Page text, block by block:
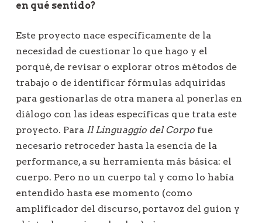
en qué sentido?
Este proyecto nace específicamente de la
necesidad de cuestionar lo que hago y el
porqué, de revisar o explorar otros métodos de
trabajo o de identificar fórmulas adquiridas
para gestionarlas de otra manera al ponerlas en
diálogo con las ideas específicas que trata este
proyecto. Para Il Linguaggio del Corpo fue
necesario retroceder hasta la esencia de la
performance, a su herramienta más básica: el
cuerpo. Pero no un cuerpo tal y como lo había
entendido hasta ese momento (como
amplificador del discurso, portavoz del guion y